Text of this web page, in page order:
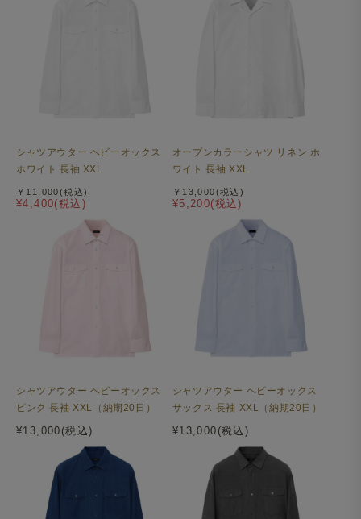
裾の二本針始末はステッチ幅を細くし、カジュアル感を軽
シャツアウター ヘビーオックス
ホワイト 長袖 XXL
¥4,400(税込)
￥11,000(税込)
オープンカラーシャツ リネン ホ
ワイト 長袖 XXL
¥5,200(税込)
￥13,000(税込)
シャツアウター ヘビーオックス
ピンク 長袖 XXL（納期20日）
¥13,000(税込)
シャツアウター ヘビーオックス
サックス 長袖 XXL（納期20日）
¥13,000(税込)